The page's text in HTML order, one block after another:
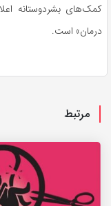
کمک‌های بشردوستانه
درمان» است.
مرتبط